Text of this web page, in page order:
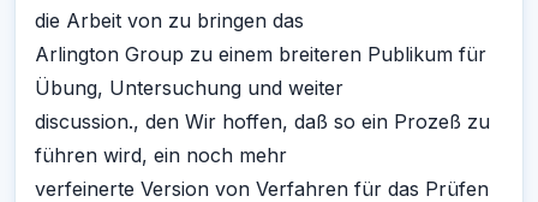
die Arbeit von zu bringen das
Arlington Group zu einem breiteren Publikum für
Übung, Untersuchung und weiter
discussion., den Wir hoffen, daß so ein Prozeß zu
führen wird, ein noch mehr
verfeinerte Version von Verfahren für das Prüfen